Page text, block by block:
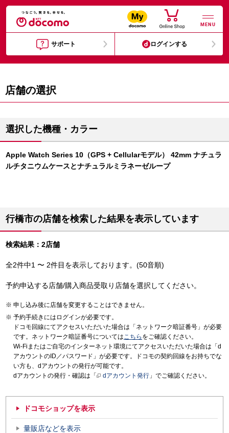
MENU
サポート ログインする
店舗の選択
選択した機種・カラー
Apple Watch Series 10（GPS + Cellularモデル） 42mm ナチュラ
ルチタニウムケースとナチュラルミラネーゼループ
行橋市の店舗を検索した結果を表示しています
検索結果：2店舗
全2件中1 〜 2件目を表示しております。(50音順)
予約申込する店舗/購入商品受取り店舗を選択してください。
申し込み後に店舗を変更することはできません。
予約手続きにはログインが必要です。
ドコモ回線にてアクセスいただいた場合は「ネットワーク暗証番号」が必要
です。ネットワーク暗証番号についてはこちら をご確認ください。
Wi-Fiまたはご自宅のインターネット環境にてアクセスいただいた場合は「d
アカウントのID／パスワード」が必要です。ドコモの契約回線をお持ちでな
い方も、dアカウントの発行が可能です。
dアカウントの発行・確認は「
dアカウント発行 」でご確認ください。
ドコモショップを表示
量販店などを表示